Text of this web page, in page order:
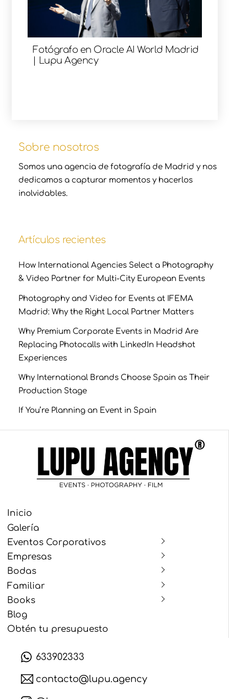
Fotógrafo en Oracle AI World Madrid
| Lupu Agency
Sobre nosotros
Somos una agencia de fotografía de Madrid y nos
dedicamos a capturar momentos y hacerlos
inolvidables.
Artículos recientes
How International Agencies Select a Photography
& Video Partner for Multi-City European Events
Photography and Video for Events at IFEMA
Madrid: Why the Right Local Partner Matters
Why Premium Corporate Events in Madrid Are
Replacing Photocalls with LinkedIn Headshot
Experiences
Why International Brands Choose Spain as Their
Production Stage
If You’re Planning an Event in Spain
Inicio
Galería
Eventos Corporativos
Empresas
Bodas
Familiar
Books
Blog
Obtén tu presupuesto
633902333
contacto@lupu.agency